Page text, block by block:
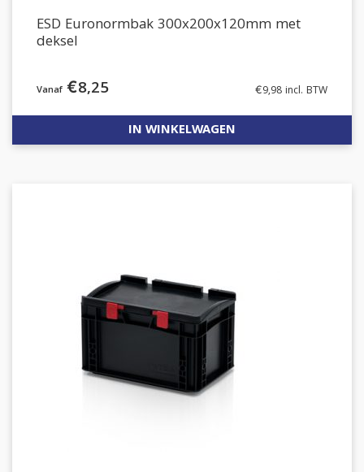
ESD Euronormbak 300x200x120mm met
deksel
€8,25 €9,98 incl. BTW
IN WINKELWAGEN